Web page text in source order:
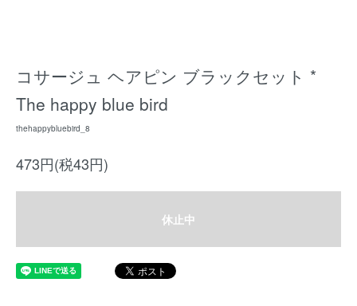
コサージュ ヘアピン ブラックセット *
The happy blue bird
thehappybluebird_8
473円(税43円)
休止中